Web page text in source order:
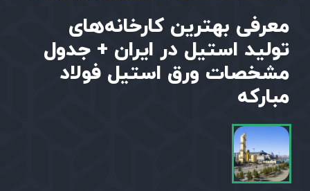
معرفی بهترین کارخانه‌های
تولید استیل در ایران + جدول
مشخصات ورق استیل فولاد
مبارکه